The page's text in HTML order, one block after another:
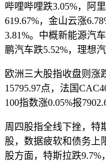
哔哩哔哩跌3.05%，阿
619.67%，金山云涨
3.81%。中概新能源汽
鹏汽车跌5.52%，理想汽
欧洲三大股指收盘则涨
15795.97点，法国
100指数涨0.05%报
周四股指全线下挫，特
股，数据疲软和债务上
股方面，特斯拉跌